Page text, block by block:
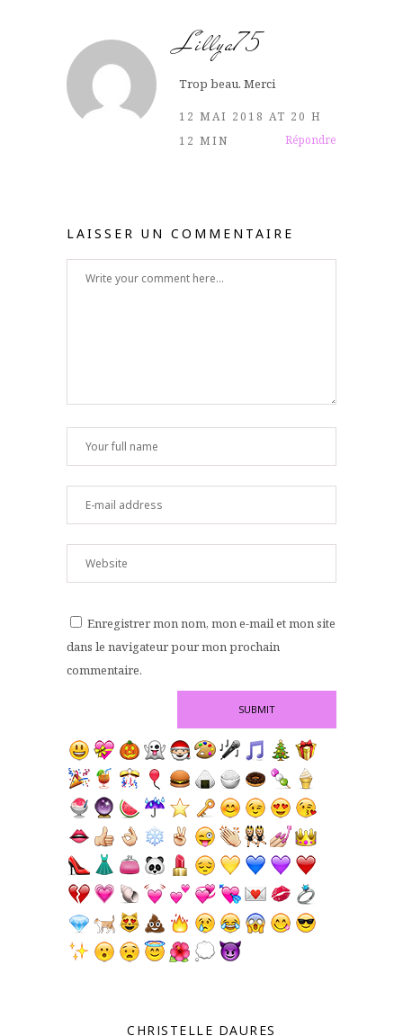
Lillya75
Trop beau. Merci
12 MAI 2018 AT 20 H
12 MIN
Répondre
LAISSER UN COMMENTAIRE
Enregistrer mon nom, mon e-mail et mon site
dans le navigateur pour mon prochain
commentaire.
CHRISTELLE DAURES